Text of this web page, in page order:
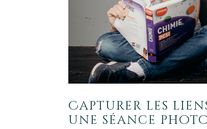
Capturer les
une séance